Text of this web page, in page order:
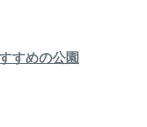
すめの公園